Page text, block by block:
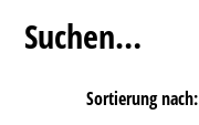
Suchen…
Sortierung nach: